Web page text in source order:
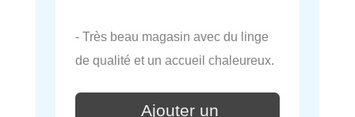
- Très beau magasin avec du linge
de qualité et un accueil chaleureux.
Ajouter un